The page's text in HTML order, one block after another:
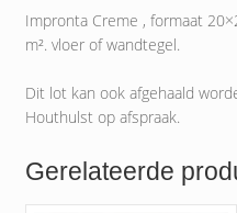
Impronta Creme , formaat
m². vloer of wandtegel.
Dit lot kan ook afgehaald
Houthulst op afspraak.
Gerelateerde